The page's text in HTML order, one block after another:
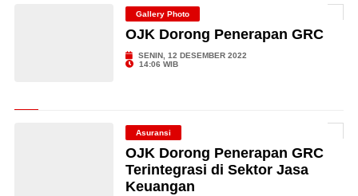
Gallery Photo
OJK Dorong Penerapan GRC
SENIN, 12 DESEMBER 2022
14:06 WIB
Asuransi
OJK Dorong Penerapan GRC
Terintegrasi di Sektor Jasa
Keuangan